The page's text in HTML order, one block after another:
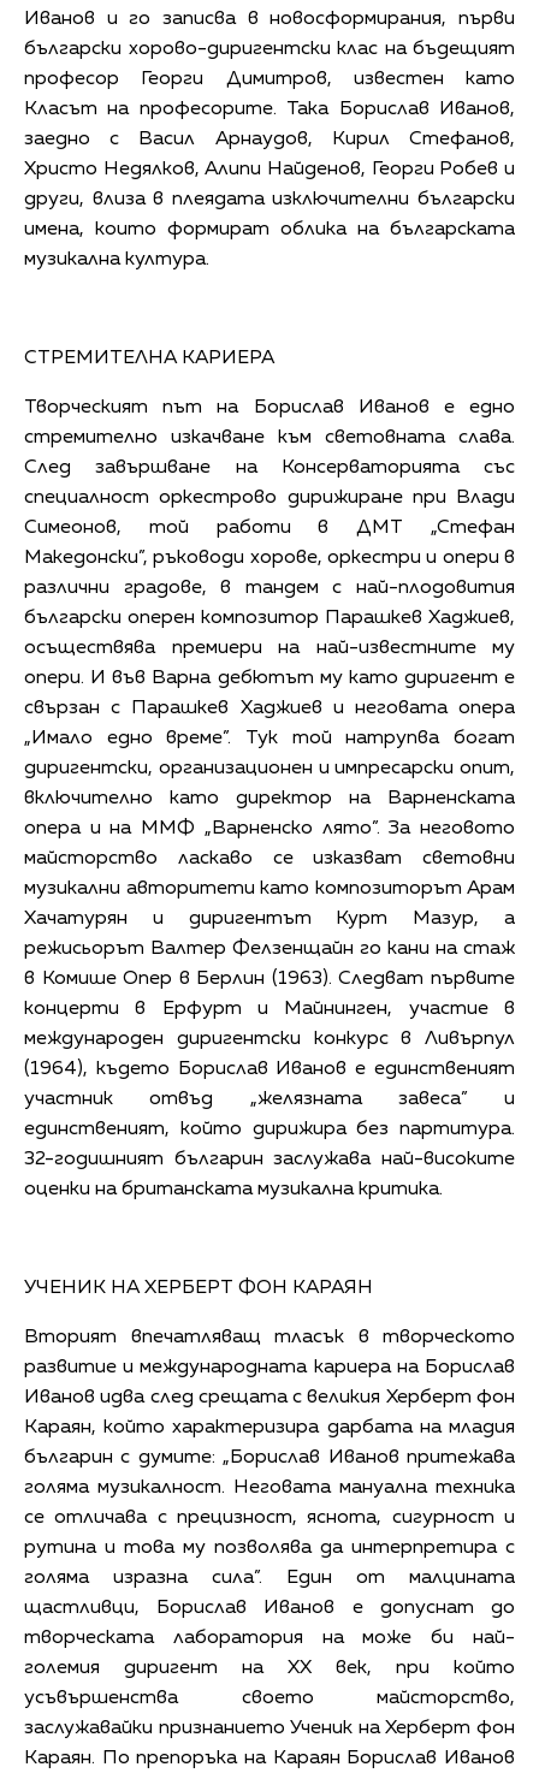
Иванов и го записва в новосформирания, първи
български хорово-диригентски клас на бъдещият
професор Георги Димитров, известен като
Класът на професорите. Така Борислав Иванов,
заедно с Васил Арнаудов, Кирил Стефанов,
Христо Недялков, Алипи Найденов, Георги Робев и
други, влиза в плеядата изключителни български
имена, които формират облика на българската
музикална култура.
СТРЕМИТЕЛНА КАРИЕРА
Творческият път на Борислав Иванов е едно
стремително изкачване към световната слава.
След завършване на Консерваторията със
специалност оркестрово дирижиране при Влади
Симеонов, той работи в ДМТ „Стефан
Македонски”, ръководи хорове, оркестри и опери в
различни градове, в тандем с най-плодовития
български оперен композитор Парашкев Хаджиев,
осъществява премиери на най-известните му
опери. И във Варна дебютът му като диригент е
свързан с Парашкев Хаджиев и неговата опера
„Имало едно време”. Тук той натрупва богат
диригентски, организационен и импресарски опит,
включително като директор на Варненската
опера и на ММФ „Варненско лято”. За неговото
майсторство ласкаво се изказват световни
музикални авторитети като композиторът Арам
Хачатурян и диригентът Курт Мазур, а
режисьорът Валтер Фелзенщайн го кани на стаж
в Комише Опер в Берлин (1963). Следват първите
концерти в Ерфурт и Майнинген, участие в
международен диригентски конкурс в Ливърпул
(1964), където Борислав Иванов е единственият
участник отвъд „желязната завеса” и
единственият, който дирижира без партитура.
32-годишният българин заслужава най-високите
оценки на британската музикална критика.
УЧЕНИК НА ХЕРБЕРТ ФОН КАРАЯН
Вторият впечатляващ тласък в творческото
развитие и международната кариера на Борислав
Иванов идва след срещата с великия Херберт фон
Караян, който характеризира дарбата на младия
българин с думите: „Борислав Иванов притежава
голяма музикалност. Неговата мануална техника
се отличава с прецизност, яснота, сигурност и
рутина и това му позволява да интерпретира с
голяма изразна сила”. Един от малцината
щастливци, Борислав Иванов е допуснат до
творческата лаборатория на може би най-
големия диригент на XX век, при който
усъвършенства своето майсторство,
заслужавайки признанието Ученик на Херберт фон
Караян. По препоръка на Караян Борислав Иванов